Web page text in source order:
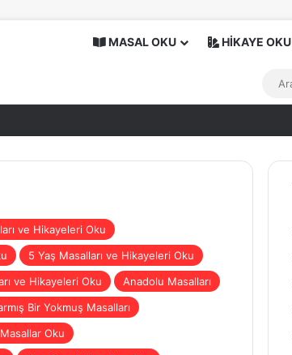
MASAL OKU HİKAYE OKU
ve Hikayeleri Oku
5 Yaş Masalları ve Hikayeleri Oku
ve Hikayeleri Oku
Anadolu Masalları
Bir Yokmuş Masalları
Oku